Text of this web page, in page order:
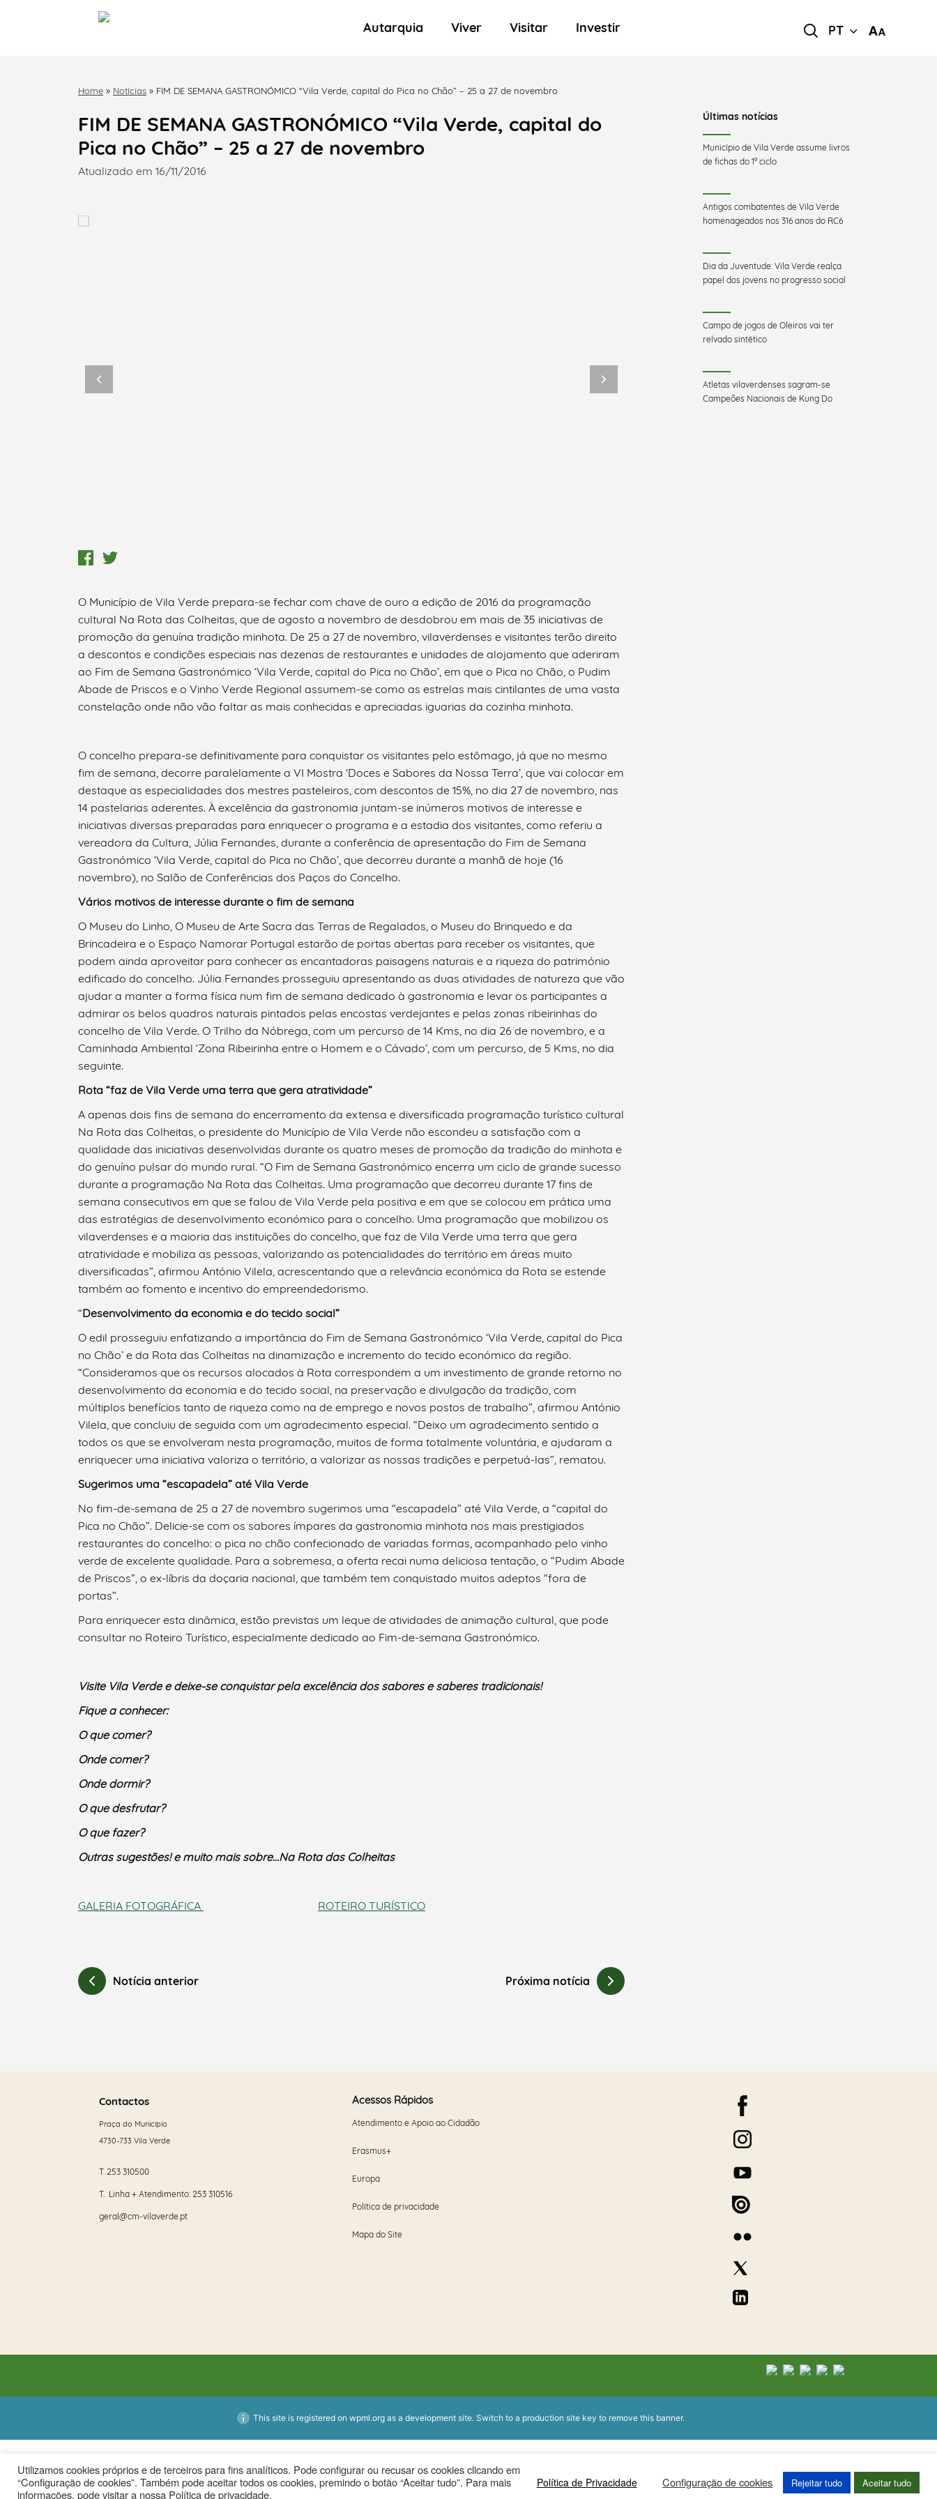
Autarquia Viver Visitar Investir PT
Termo de Pesquisa
Categorias gerais
Home » Notícias » FIM DE SEMANA GASTRONÓMICO “Vila Verde, capital do Pica no Chão” – 25 a 27 de novembro
FIM DE SEMANA GASTRONÓMICO “Vila Verde, capital do
Pica no Chão” – 25 a 27 de novembro
Atualizado em 16/11/2016
O Município de Vila Verde prepara-se fechar com chave de ouro a edição de 2016 da programação
cultural Na Rota das Colheitas, que de agosto a novembro de desdobrou em mais de 35 iniciativas de
promoção da genuína tradição minhota. De 25 a 27 de novembro, vilaverdenses e visitantes terão direito
a descontos e condições especiais nas dezenas de restaurantes e unidades de alojamento que aderiram
ao Fim de Semana Gastronómico ‘Vila Verde, capital do Pica no Chão’, em que o Pica no Chão, o Pudim
Abade de Priscos e o Vinho Verde Regional assumem-se como as estrelas mais cintilantes de uma vasta
constelação onde não vão faltar as mais conhecidas e apreciadas iguarias da cozinha minhota.
O concelho prepara-se definitivamente para conquistar os visitantes pelo estômago, já que no mesmo
fim de semana, decorre paralelamente a VI Mostra ‘Doces e Sabores da Nossa Terra’, que vai colocar em
destaque as especialidades dos mestres pasteleiros, com descontos de 15%, no dia 27 de novembro, nas
14 pastelarias aderentes. À excelência da gastronomia juntam-se inúmeros motivos de interesse e
iniciativas diversas preparadas para enriquecer o programa e a estadia dos visitantes, como referiu a
vereadora da Cultura, Júlia Fernandes, durante a conferência de apresentação do Fim de Semana
Gastronómico ‘Vila Verde, capital do Pica no Chão’, que decorreu durante a manhã de hoje (16
novembro), no Salão de Conferências dos Paços do Concelho.
Vários motivos de interesse durante o fim de semana
O Museu do Linho, O Museu de Arte Sacra das Terras de Regalados, o Museu do Brinquedo e da
Brincadeira e o Espaço Namorar Portugal estarão de portas abertas para receber os visitantes, que
podem ainda aproveitar para conhecer as encantadoras paisagens naturais e a riqueza do património
edificado do concelho. Júlia Fernandes prosseguiu apresentando as duas atividades de natureza que vão
ajudar a manter a forma física num fim de semana dedicado à gastronomia e levar os participantes a
admirar os belos quadros naturais pintados pelas encostas verdejantes e pelas zonas ribeirinhas do
concelho de Vila Verde. O Trilho da Nóbrega, com um percurso de 14 Kms, no dia 26 de novembro, e a
Caminhada Ambiental ‘Zona Ribeirinha entre o Homem e o Cávado’, com um percurso, de 5 Kms, no dia
seguinte.
Rota “faz de Vila Verde uma terra que gera atratividade”
A apenas dois fins de semana do encerramento da extensa e diversificada programação turístico cultural
Na Rota das Colheitas, o presidente do Município de Vila Verde não escondeu a satisfação com a
qualidade das iniciativas desenvolvidas durante os quatro meses de promoção da tradição do minhota e
do genuíno pulsar do mundo rural. “O Fim de Semana Gastronómico encerra um ciclo de grande sucesso
durante a programação Na Rota das Colheitas. Uma programação que decorreu durante 17 fins de
semana consecutivos em que se falou de Vila Verde pela positiva e em que se colocou em prática uma
das estratégias de desenvolvimento económico para o concelho. Uma programação que mobilizou os
vilaverdenses e a maioria das instituições do concelho, que faz de Vila Verde uma terra que gera
atratividade e mobiliza as pessoas, valorizando as potencialidades do território em áreas muito
diversificadas”, afirmou António Vilela, acrescentando que a relevância económica da Rota se estende
também ao fomento e incentivo do empreendedorismo.
“Desenvolvimento da economia e do tecido social”
O edil prosseguiu enfatizando a importância do Fim de Semana Gastronómico ‘Vila Verde, capital do Pica
no Chão’ e da Rota das Colheitas na dinamização e incremento do tecido económico da região.
“Consideramos que os recursos alocados à Rota correspondem a um investimento de grande retorno no
desenvolvimento da economia e do tecido social, na preservação e divulgação da tradição, com
múltiplos benefícios tanto de riqueza como na de emprego e novos postos de trabalho”, afirmou António
Vilela, que concluiu de seguida com um agradecimento especial. “Deixo um agradecimento sentido a
todos os que se envolveram nesta programação, muitos de forma totalmente voluntária, e ajudaram a
enriquecer uma iniciativa valoriza o território, a valorizar as nossas tradições e perpetuá-las”, rematou.
Sugerimos uma “escapadela” até Vila Verde
No fim-de-semana de 25 a 27 de novembro sugerimos uma “escapadela” até Vila Verde, a “capital do
Pica no Chão”. Delicie-se com os sabores ímpares da gastronomia minhota nos mais prestigiados
restaurantes do concelho: o pica no chão confecionado de variadas formas, acompanhado pelo vinho
verde de excelente qualidade. Para a sobremesa, a oferta recai numa deliciosa tentação, o “Pudim Abade
de Priscos”, o ex-líbris da doçaria nacional, que também tem conquistado muitos adeptos “fora de
portas”.
Para enriquecer esta dinâmica, estão previstas um leque de atividades de animação cultural, que pode
consultar no Roteiro Turístico, especialmente dedicado ao Fim-de-semana Gastronómico.
Visite Vila Verde e deixe-se conquistar pela excelência dos sabores e saberes tradicionais!
Fique a conhecer:
O que comer?
Onde comer?
Onde dormir?
O que desfrutar?
O que fazer?
Outras sugestões! e muito mais sobre…Na Rota das Colheitas
GALERIA FOTOGRÁFICA ROTEIRO TURÍSTICO
Notícia anterior Próxima notícia
Últimas notícias
Município de Vila Verde assume livros
de fichas do 1º ciclo
Antigos combatentes de Vila Verde
homenageados nos 316 anos do RC6
Dia da Juventude: Vila Verde realça
papel dos jovens no progresso social
Campo de jogos de Oleiros vai ter
relvado sintético
Atletas vilaverdenses sagram-se
Campeões Nacionais de Kung Do
Contactos
Praça do Município
4730-733 Vila Verde
T. 253 310500
T. Linha + Atendimento: 253 310516
geral@cm-vilaverde.pt
Acessos Rápidos
Atendimento e Apoio ao Cidadão
Erasmus+
Europa
Política de privacidade
Mapa do Site
Utilizamos cookies próprios e de terceiros para fins analíticos. Pode configurar ou recusar os cookies clicando em
“Configuração de cookies”. Também pode aceitar todos os cookies, premindo o botão “Aceitar tudo”. Para mais
informações, pode visitar a nossa Política de privacidade.
Política de Privacidade Configuração de cookies Rejeitar tudo Aceitar tudo
This site is registered on wpml.orgas a development site. Switch to a production site key to remove this banner.